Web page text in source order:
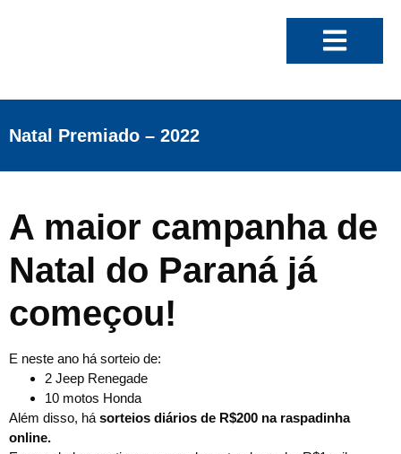
Natal Premiado – 2022
A maior campanha de
Natal do Paraná já
começou!
E neste ano há sorteio de:
2 Jeep Renegade
10 motos Honda
Além disso, há sorteios diários de R$200 na raspadinha
online.